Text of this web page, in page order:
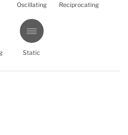
Oscillating Reciprocating
Static